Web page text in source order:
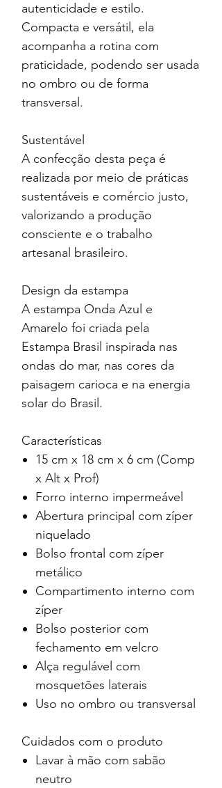
autenticidade e estilo.
Compacta e versátil, ela
acompanha a rotina com
praticidade, podendo ser usada
no ombro ou de forma
transversal.
Sustentável
A confecção desta peça é
realizada por meio de práticas
sustentáveis e comércio justo,
valorizando a produção
consciente e o trabalho
artesanal brasileiro.
Design da estampa
A estampa Onda Azul e
Amarelo foi criada pela
Estampa Brasil inspirada nas
ondas do mar, nas cores da
paisagem carioca e na energia
solar do Brasil.
Características
15 cm x 18 cm x 6 cm (Comp
x Alt x Prof)
Forro interno impermeável
Abertura principal com zíper
niquelado
Bolso frontal com zíper
metálico
Compartimento interno com
zíper
Bolso posterior com
fechamento em velcro
Alça regulável com
mosquetões laterais
Uso no ombro ou transversal
Cuidados com o produto
Lavar à mão com sabão
neutro